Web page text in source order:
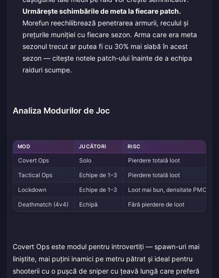
Urmărește schimbările de meta la fiecare patch.
Morefun reechilibrează penetrarea armurii, reculul și
prețurile muniției cu fiecare sezon. Arma care era meta
sezonul trecut ar putea fi cu 30% mai slabă în acest
sezon — citește notele patch-ului înainte de a echipa
raiduri scumpe.
Analiza Modurilor de Joc
MOD JUCĂTORI RISC
Covert Ops Solo
Pierdere totală loot
Tactical Ops
Echipe de 1–3
Pierdere totală loot
Lockdown
Echipe de 1–3
Loot mai bun, densitate PMC
Deathmatch (4v4)
Echipă Fără pierdere de loot
Covert Ops este modul pentru introvertiți — spawn-uri mai
liniștite, mai puțini inamici pe metru pătrat și ideal pentru
shooterii cu o pușcă de sniper cu țeavă lungă care preferă